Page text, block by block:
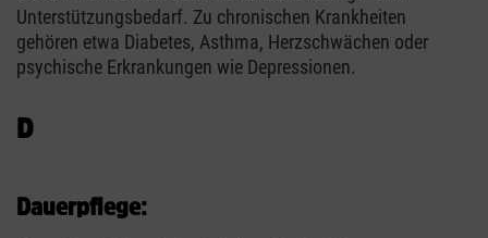
Unterstützungsbedarf. Zu chronischen Krankheiten
gehören etwa Diabetes, Asthma, Herzschwächen oder
psychische Erkrankungen wie Depressionen.
D
Dauerpflege: